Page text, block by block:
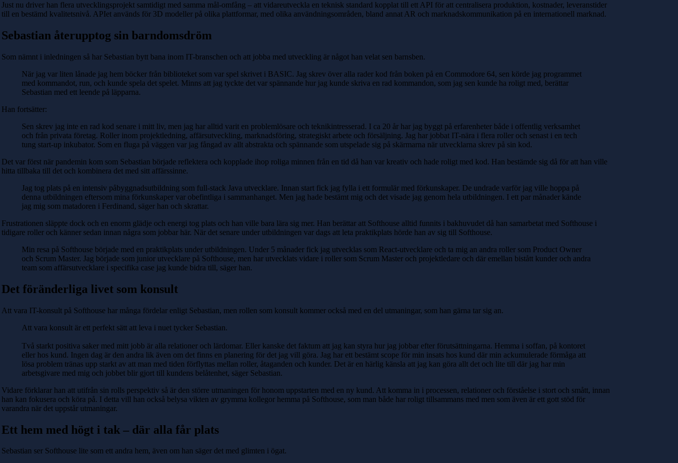
Just nu driver han flera utvecklingsprojekt samtidigt med samma mål-omfång – att vidareutveckla en teknisk standard kopplat till ett API för att centralisera produktion, kostnader, leveranstider
till en bestämd kvalitetsnivå. APIet används för 3D modeller på olika plattformar, med olika användningsområden, bland annat AR och marknadskommunikation på en internationell marknad.
Sebastian återupptog sin barndomsdröm
Som nämnt i inledningen så har Sebastian bytt bana inom IT-branschen och att jobba med utveckling är något han velat sen barnsben.
När jag var liten lånade jag hem böcker från biblioteket som var spel skrivet i BASIC. Jag skrev över alla rader kod från boken på en Commodore 64, sen körde jag programmet
med kommandot, run, och kunde spela det spelet. Minns att jag tyckte det var spännande hur jag kunde skriva en rad kommandon, som jag sen kunde ha roligt med, berättar
Sebastian med ett leende på läpparna.
Han fortsätter:
Sen skrev jag inte en rad kod senare i mitt liv, men jag har alltid varit en problemlösare och teknikintresserad. I ca 20 år har jag byggt på erfarenheter både i offentlig verksamhet
och från privata företag. Roller inom projektledning, affärsutveckling, marknadsföring, strategiskt arbete och försäljning. Jag har jobbat IT-nära i flera roller och senast i en tech
tung start-up inkubator. Som en fluga på väggen var jag fångad av allt abstrakta och spännande som utspelade sig på skärmarna när utvecklarna skrev på sin kod.
Det var först när pandemin kom som Sebastian började reflektera och kopplade ihop roliga minnen från en tid då han var kreativ och hade roligt med kod. Han bestämde sig då för att han ville
hitta tillbaka till det och kombinera det med sitt affärssinne.
Jag tog plats på en intensiv påbyggnadsutbildning som full-stack Java utvecklare. Innan start fick jag fylla i ett formulär med förkunskaper. De undrade varför jag ville hoppa på
denna utbildningen eftersom mina förkunskaper var obefintliga i sammanhanget. Men jag hade bestämt mig och det visade jag genom hela utbildningen. I ett par månader kände
jag mig som matadoren i Ferdinand, säger han och skrattar.
Frustrationen släppte dock och en enorm glädje och energi tog plats och han ville bara lära sig mer. Han berättar att Softhouse alltid funnits i bakhuvudet då han samarbetat med Softhouse i
tidigare roller och känner sedan innan några som jobbar här. När det senare under utbildningen var dags att leta praktikplats hörde han av sig till Softhouse.
Min resa på Softhouse började med en praktikplats under utbildningen. Under 5 månader fick jag utvecklas som React-utvecklare och ta mig an andra roller som Product Owner
och Scrum Master. Jag började som junior utvecklare på Softhouse, men har utvecklats vidare i roller som Scrum Master och projektledare och där emellan bistått kunder och andra
team som affärsutvecklare i specifika case jag kunde bidra till, säger han.
Det föränderliga livet som konsult
Att vara IT-konsult på Softhouse har många fördelar enligt Sebastian, men rollen som konsult kommer också med en del utmaningar, som han gärna tar sig an.
Att vara konsult är ett perfekt sätt att leva i nuet tycker Sebastian.
Två starkt positiva saker med mitt jobb är alla relationer och lärdomar. Eller kanske det faktum att jag kan styra hur jag jobbar efter förutsättningarna. Hemma i soffan, på kontoret
eller hos kund. Ingen dag är den andra lik även om det finns en planering för det jag vill göra. Jag har ett bestämt scope för min insats hos kund där min ackumulerade förmåga att
lösa problem tränas upp starkt av att man med tiden förflyttas mellan roller, åtaganden och kunder. Det är en härlig känsla att jag kan göra allt det och lite till där jag har min
arbetsgivare med mig och jobbet blir gjort till kundens belåtenhet, säger Sebastian.
Vidare förklarar han att utifrån sin rolls perspektiv så är den större utmaningen för honom uppstarten med en ny kund. Att komma in i processen, relationer och förståelse i stort och smått, innan
han kan fokusera och köra på. I detta vill han också belysa vikten av grymma kollegor hemma på Softhouse, som man både har roligt tillsammans med men som även är ett gott stöd för
varandra när det uppstår utmaningar.
Ett hem med högt i tak – där alla får plats
Sebastian ser Softhouse lite som ett andra hem, även om han säger det med glimten i ögat.